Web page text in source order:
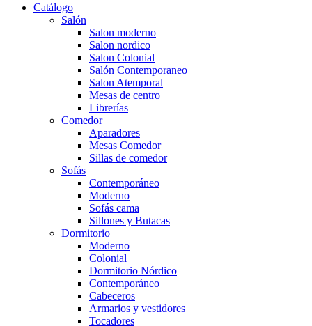
Catálogo
Salón
Salon moderno
Salon nordico
Salon Colonial
Salón Contemporaneo
Salon Atemporal
Mesas de centro
Librerías
Comedor
Aparadores
Mesas Comedor
Sillas de comedor
Sofás
Contemporáneo
Moderno
Sofás cama
Sillones y Butacas
Dormitorio
Moderno
Colonial
Dormitorio Nórdico
Contemporáneo
Cabeceros
Armarios y vestidores
Tocadores